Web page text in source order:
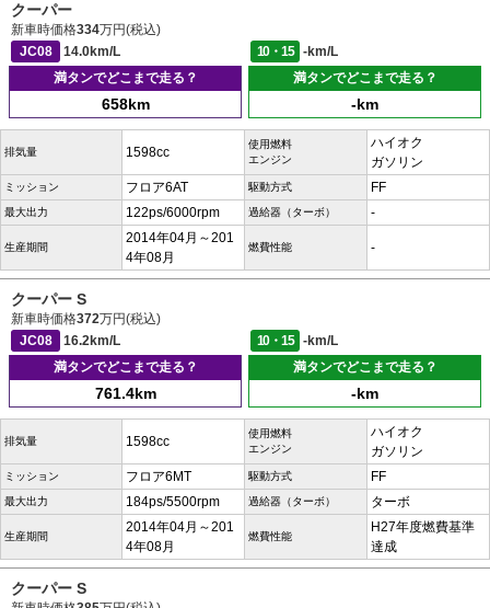
クーパー
新車時価格334万円(税込)
JC08
14.0km/L 10・15
-km/L
満タンでどこまで走る？
658km
満タンでどこまで走る？
-km
排気量 1598cc
使用燃料
エンジン
ハイオク
ガソリン
ミッション フロア6AT 駆動方式 FF
最大出力 122ps/6000rpm 過給器（ターボ） -
生産期間
2014年04月～201
4年08月
燃費性能 -
クーパー S
新車時価格372万円(税込)
JC08
16.2km/L 10・15
-km/L
満タンでどこまで走る？
761.4km
満タンでどこまで走る？
-km
排気量 1598cc
使用燃料
エンジン
ハイオク
ガソリン
ミッション フロア6MT 駆動方式 FF
最大出力 184ps/5500rpm 過給器（ターボ） ターボ
生産期間
2014年04月～201
4年08月
燃費性能
H27年度燃費基準
達成
クーパー S